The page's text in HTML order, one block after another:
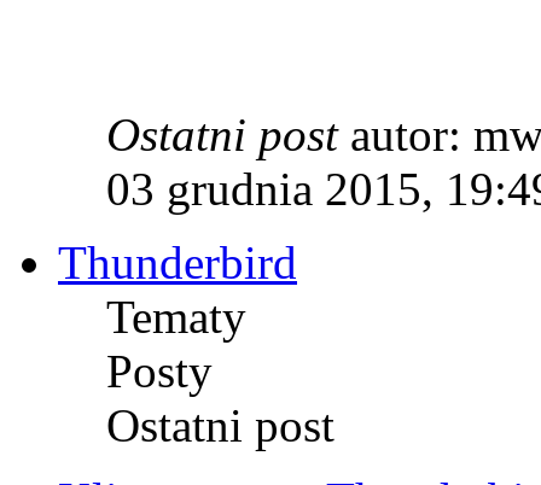
Ostatni postautor:
03 grudnia 2015,
Thunderbird
Tematy
Posty
Ostatni post